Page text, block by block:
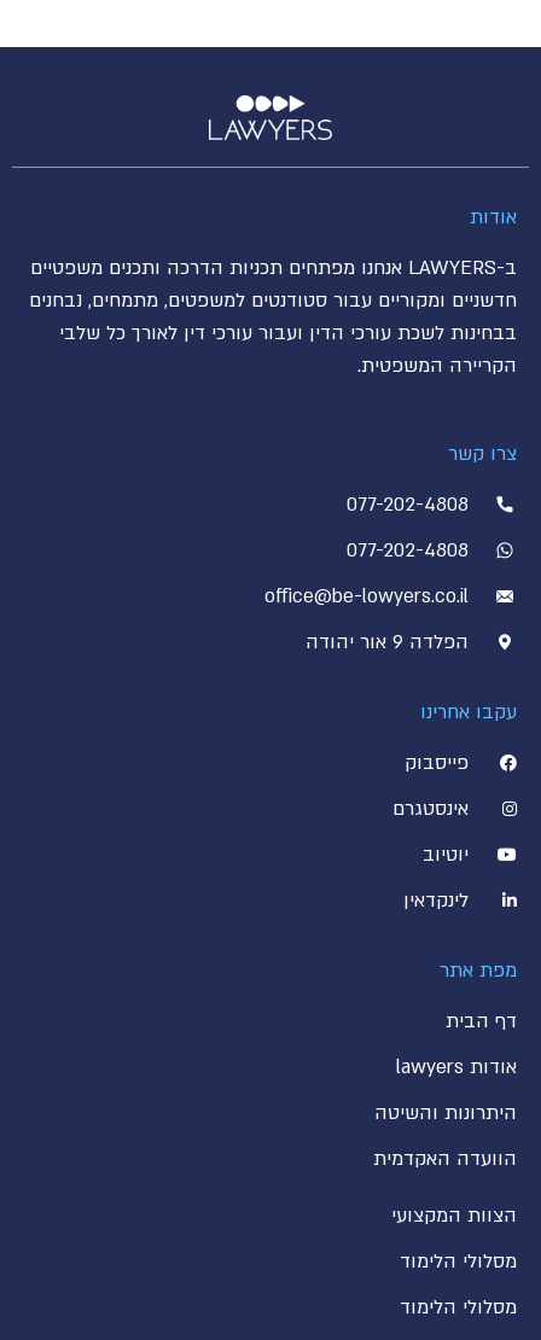
אודות
ב-LAWYERS אנחנו מפתחים תכניות הדרכה ותכנים משפטיים
חדשניים ומקוריים עבור סטודנטים למשפטים, מתמחים, נבחנים
בבחינות לשכת עורכי הדין ועבור עורכי דין לאורך כל שלבי
הקריירה המשפטית.
צרו קשר
077-202-4808
077-202-4808
office@be-lowyers.co.il
הפלדה 9 אור יהודה
עקבו אחרינו
פייסבוק
אינסטגרם
יוטיוב
לינקדאין
מפת אתר
דף הבית
אודות lawyers
היתרונות והשיטה
הוועדה האקדמית
הצוות המקצועי
מסלולי הלימוד
מסלולי הלימוד